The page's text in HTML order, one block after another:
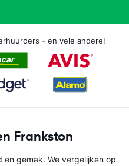
- en vele andere!
Frankston
gemak. We vergelijken op